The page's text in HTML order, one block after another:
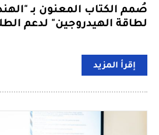
صُمم الكتاب المعنون بـ
لطاقة الهيدروجين" لدعم
إقرأ المزيد